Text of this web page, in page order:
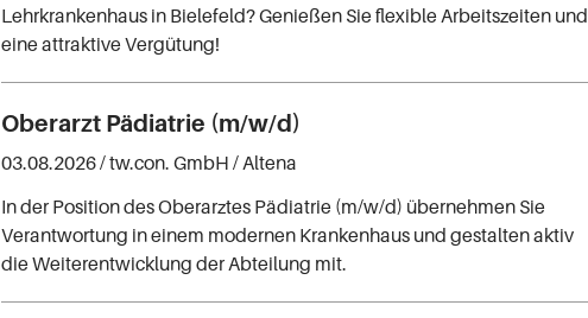
Lehrkrankenhaus in Bielefeld? Genießen Sie flexible Arbeitszeiten und
eine attraktive Vergütung!
Oberarzt Pädiatrie (m/w/d)
03.08.2026 /tw.con. GmbH / Altena
In der Position des Oberarztes Pädiatrie (m/w/d) übernehmen Sie
Verantwortung in einem modernen Krankenhaus und gestalten aktiv
die Weiterentwicklung der Abteilung mit.